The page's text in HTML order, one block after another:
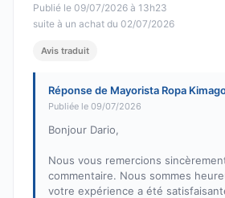
Publié le 09/07/2026 à 13h23
suite à un achat du 02/07/2026
Avis traduit
Réponse de Mayorista Ropa
Publiée le 09/07/2026
Bonjour Dario,
Nous vous remercions
commentaire. Nous sommes
votre expérience a été